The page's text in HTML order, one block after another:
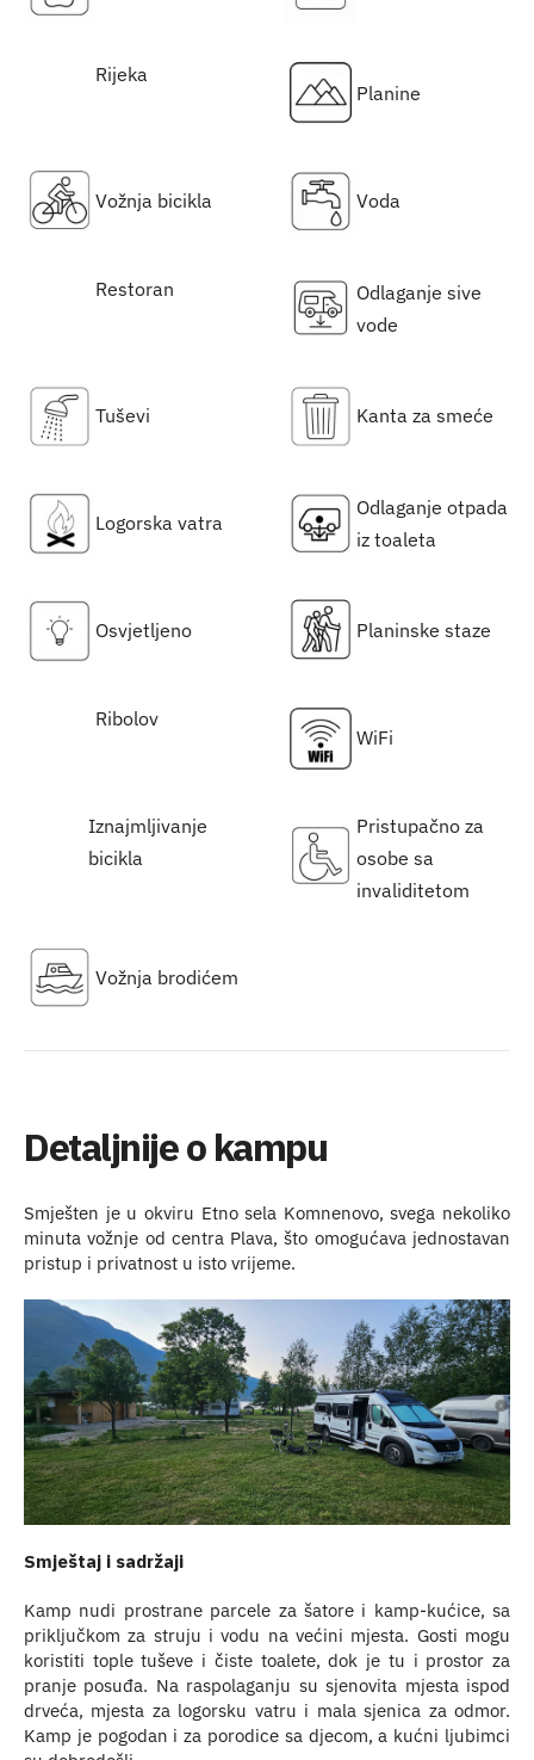
Rijeka
Planine
Vožnja bicikla Voda
Restoran
Odlaganje sive
vode
Tuševi Kanta za smeće
Logorska vatra
Odlaganje otpada
iz toaleta
Osvjetljeno Planinske staze
Ribolov
WiFi
Iznajmljivanje
bicikla
Pristupačno za
osobe sa
invaliditetom
Vožnja brodićem
Detaljnije o kampu
Smješten je u okviru Etno sela Komnenovo, svega nekoliko
minuta vožnje od centra Plava, što omogućava jednostavan
pristup i privatnost u isto vrijeme.
Smještaj i sadržaji
Kamp nudi prostrane parcele za šatore i kamp-kućice, sa
priključkom za struju i vodu na većini mjesta. Gosti mogu
koristiti tople tuševe i čiste toalete, dok je tu i prostor za
pranje posuđa. Na raspolaganju su sjenovita mjesta ispod
drveća, mjesta za logorsku vatru i mala sjenica za odmor.
Kamp je pogodan i za porodice sa djecom, a kućni ljubimci